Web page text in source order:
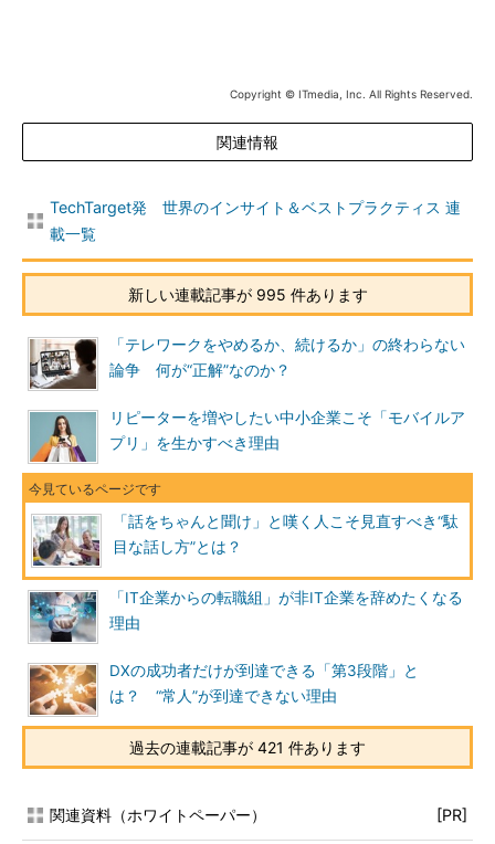
Copyright © ITmedia, Inc. All Rights Reserved.
関連情報
TechTarget発 世界のインサイト＆ベストプラクティス 連
載一覧
新しい連載記事が 995 件あります
「テレワークをやめるか、続けるか」の終わらない
論争 何が“正解”なのか？
リピーターを増やしたい中小企業こそ「モバイルア
プリ」を生かすべき理由
「話をちゃんと聞け」と嘆く人こそ見直すべき“駄
目な話し方”とは？
「IT企業からの転職組」が非IT企業を辞めたくなる
理由
DXの成功者だけが到達できる「第3段階」と
は？ “常人”が到達できない理由
過去の連載記事が 421 件あります
関連資料（ホワイトペーパー） [PR]